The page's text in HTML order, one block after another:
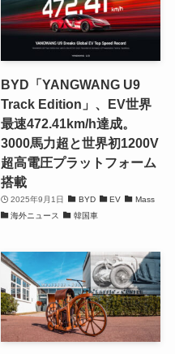
BYD「YANGWANG U9
Track Edition」、EV世界
最速472.41km/h達成。
3000馬力超と世界初1200V
超高電圧プラットフォーム
搭載
2025年9月1日 BYD EV
Mass
海外ニュース
韓国車